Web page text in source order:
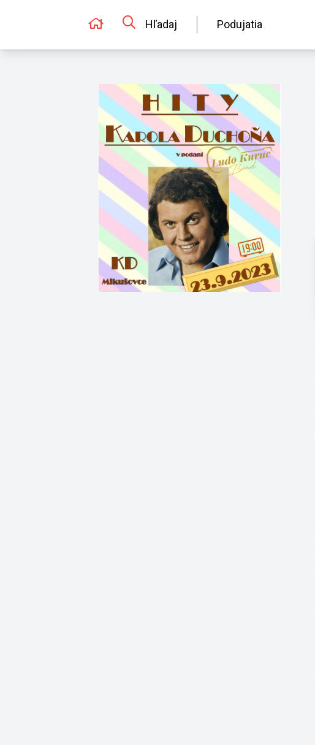
Hľadaj Podujatia